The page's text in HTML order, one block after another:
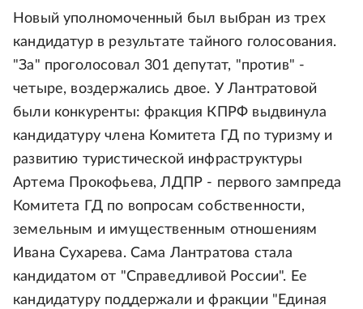
Новый уполномоченный был выбран из трех
кандидатур в результате тайного голосования.
"За" проголосовал 301 депутат, "против" -
четыре, воздержались двое. У Лантратовой
были конкуренты: фракция КПРФ выдвинула
кандидатуру члена Комитета ГД по туризму и
развитию туристической инфраструктуры
Артема Прокофьева, ЛДПР - первого зампреда
Комитета ГД по вопросам собственности,
земельным и имущественным отношениям
Ивана Сухарева. Сама Лантратова стала
кандидатом от "Справедливой России". Ее
кандидатуру поддержали и фракции "Единая